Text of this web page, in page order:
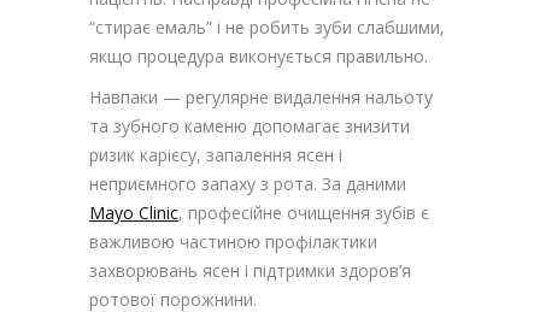
“стирає емаль” і не робить зуби слабшими,
якщо процедура виконується правильно.
Навпаки — регулярне видалення нальоту
та зубного каменю допомагає знизити
ризик карієсу, запалення ясен і
неприємного запаху з рота. За даними
Mayo Clinic, професійне очищення зубів є
важливою частиною профілактики
захворювань ясен і підтримки здоров’я
ротової порожнини.